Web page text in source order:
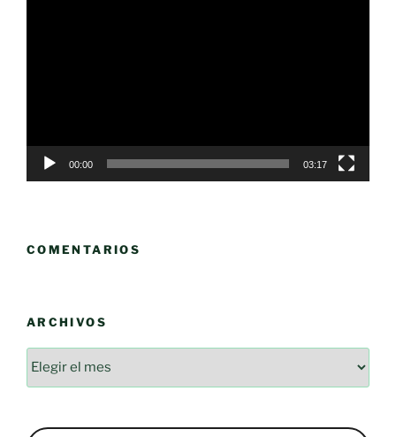
00:00 03:17
COMENTARIOS
ARCHIVOS
Archivos